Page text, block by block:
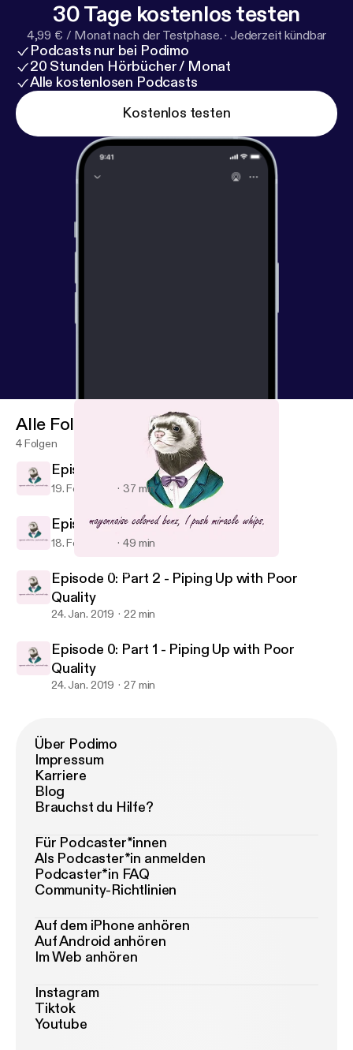
30 Tage kostenlos testen
4,99 € / Monat nach der Testphase. · Jederzeit kündbar
Podcasts nur bei Podimo
20 Stunden Hörbücher / Monat
Alle kostenlosen Podcasts
Kostenlos testen
No Soap Radio
Alle Folgen
4 Folgen
Episode 1: Sides and All
19. Feb. 2019 37 min
Episode 1: Return of the Sauce
18. Feb. 2019 49 min
Episode 0: Part 2 - Piping Up with Poor
Quality
24. Jan. 2019 22 min
Episode 0: Part 1 - Piping Up with Poor
Quality
24. Jan. 2019 27 min
Über Podimo
Impressum
Karriere
Blog
Brauchst du Hilfe?
Für Podcaster*innen
Als Podcaster*in anmelden
Podcaster*in FAQ
Community-Richtlinien
Auf dem iPhone anhören
Auf Android anhören
Im Web anhören
Instagram
Tiktok
Youtube